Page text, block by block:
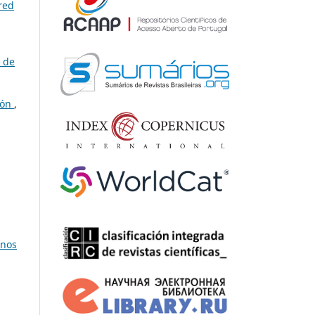
de
,